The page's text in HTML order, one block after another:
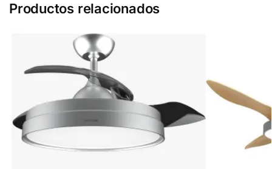
Productos relacionados